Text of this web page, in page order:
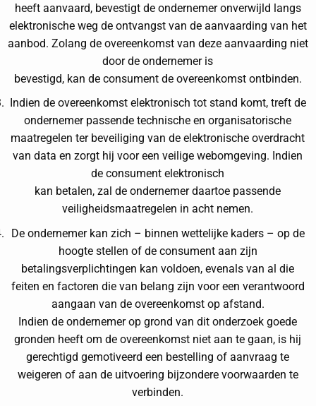
heeft aanvaard, bevestigt de ondernemer onverwijld langs
elektronische weg de ontvangst van de aanvaarding van het
aanbod. Zolang de overeenkomst van deze aanvaarding niet
door de ondernemer is
bevestigd, kan de consument de overeenkomst ontbinden.
Indien de overeenkomst elektronisch tot stand komt, treft de
ondernemer passende technische en organisatorische
maatregelen ter beveiliging van de elektronische overdracht
van data en zorgt hij voor een veilige webomgeving. Indien
de consument elektronisch
kan betalen, zal de ondernemer daartoe passende
veiligheidsmaatregelen in acht nemen.
De ondernemer kan zich – binnen wettelijke kaders – op de
hoogte stellen of de consument aan zijn
betalingsverplichtingen kan voldoen, evenals van al die
feiten en factoren die van belang zijn voor een verantwoord
aangaan van de overeenkomst op afstand.
Indien de ondernemer op grond van dit onderzoek goede
gronden heeft om de overeenkomst niet aan te gaan, is hij
gerechtigd gemotiveerd een bestelling of aanvraag te
weigeren of aan de uitvoering bijzondere voorwaarden te
verbinden.